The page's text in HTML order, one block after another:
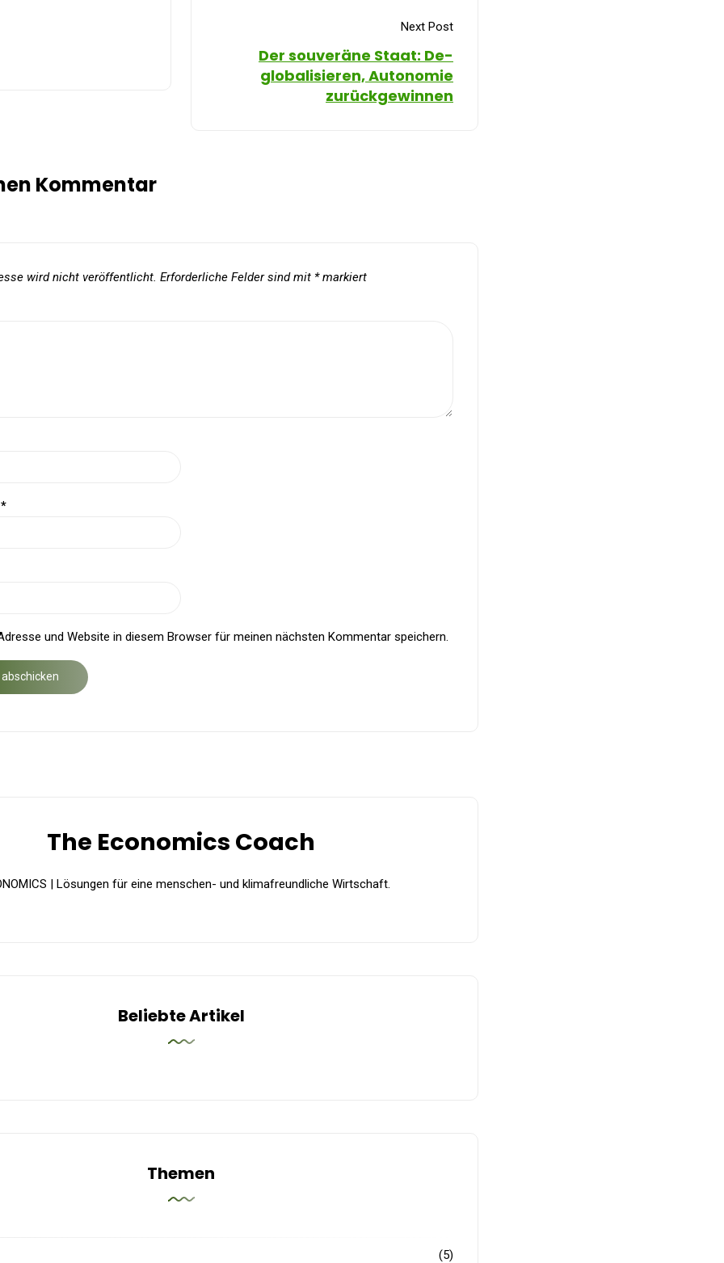
Next Post
Der souveräne Staat: De-
globalisieren, Autonomie
zurückgewinnen
Kommentar
wird nicht veröffentlicht. Erforderliche Felder sind mit *markiert
*
und Website in diesem Browser für meinen nächsten Kommentar speichern.
The Economics Coach
| Lösungen für eine menschen- und klimafreundliche Wirtschaft.
Beliebte Artikel
Themen
(5)